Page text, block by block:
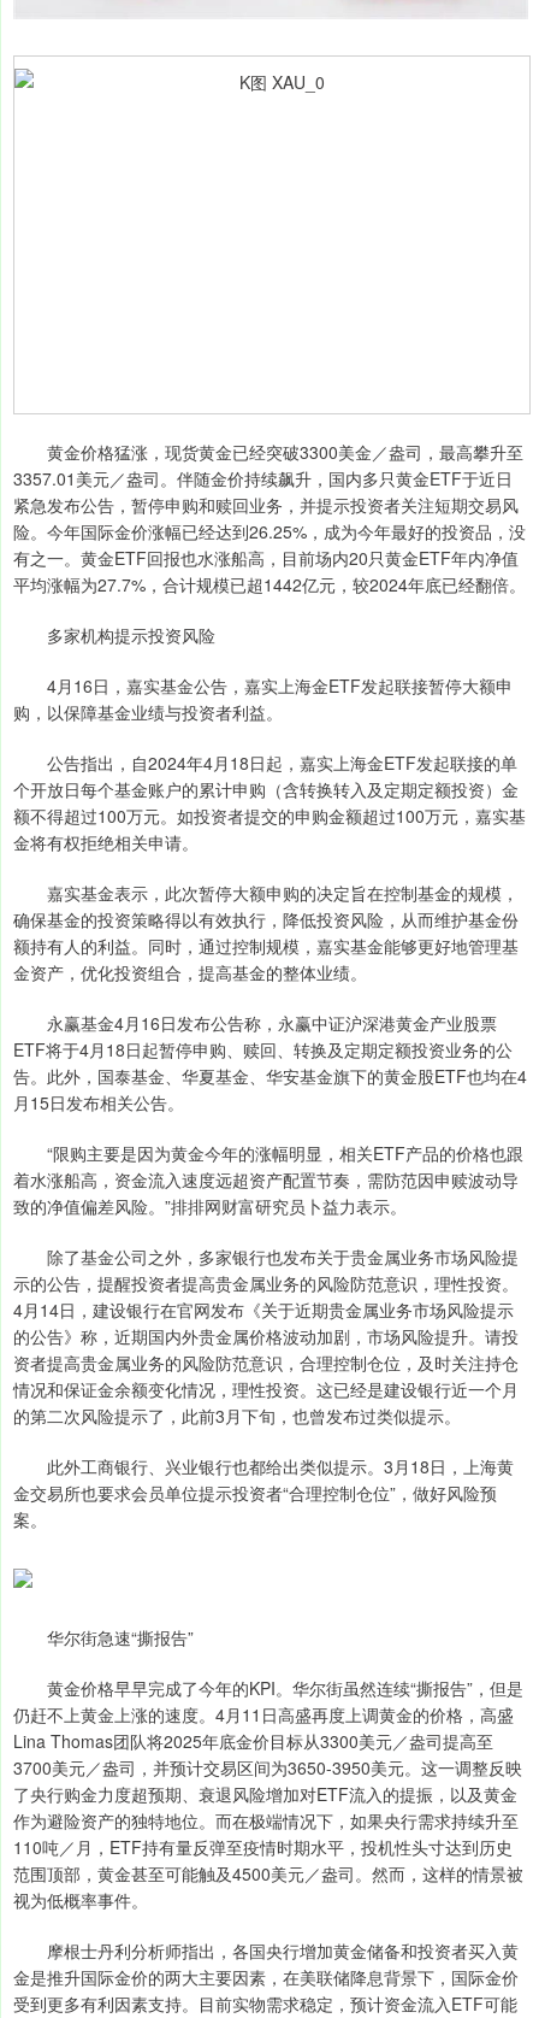
黄金价格猛涨，现货黄金已经突破3300美金／盎司，最高攀升至
3357.01美元／盎司。伴随金价持续飙升，国内多只黄金ETF于近日
紧急发布公告，暂停申购和赎回业务，并提示投资者关注短期交易风
险。今年国际金价涨幅已经达到26.25%，成为今年最好的投资品，没
有之一。黄金ETF回报也水涨船高，目前场内20只黄金ETF年内净值
平均涨幅为27.7%，合计规模已超1442亿元，较2024年底已经翻倍。
多家机构提示投资风险
4月16日，嘉实基金公告，嘉实上海金ETF发起联接暂停大额申
购，以保障基金业绩与投资者利益。
公告指出，自2024年4月18日起，嘉实上海金ETF发起联接的单
个开放日每个基金账户的累计申购（含转换转入及定期定额投资）金
额不得超过100万元。如投资者提交的申购金额超过100万元，嘉实基
金将有权拒绝相关申请。
嘉实基金表示，此次暂停大额申购的决定旨在控制基金的规模，
确保基金的投资策略得以有效执行，降低投资风险，从而维护基金份
额持有人的利益。同时，通过控制规模，嘉实基金能够更好地管理基
金资产，优化投资组合，提高基金的整体业绩。
永赢基金4月16日发布公告称，永赢中证沪深港黄金产业股票
ETF将于4月18日起暂停申购、赎回、转换及定期定额投资业务的公
告。此外，国泰基金、华夏基金、华安基金旗下的黄金股ETF也均在4
月15日发布相关公告。
“限购主要是因为黄金今年的涨幅明显，相关ETF产品的价格也跟
着水涨船高，资金流入速度远超资产配置节奏，需防范因申赎波动导
致的净值偏差风险。”排排网财富研究员卜益力表示。
除了基金公司之外，多家银行也发布关于贵金属业务市场风险提
示的公告，提醒投资者提高贵金属业务的风险防范意识，理性投资。
4月14日，建设银行在官网发布《关于近期贵金属业务市场风险提示
的公告》称，近期国内外贵金属价格波动加剧，市场风险提升。请投
资者提高贵金属业务的风险防范意识，合理控制仓位，及时关注持仓
情况和保证金余额变化情况，理性投资。这已经是建设银行近一个月
的第二次风险提示了，此前3月下旬，也曾发布过类似提示。
此外工商银行、兴业银行也都给出类似提示。3月18日，上海黄
金交易所也要求会员单位提示投资者“合理控制仓位”，做好风险预
案。
华尔街急速“撕报告”
黄金价格早早完成了今年的KPI。华尔街虽然连续“撕报告”，但是
仍赶不上黄金上涨的速度。4月11日高盛再度上调黄金的价格，高盛
Lina Thomas团队将2025年底金价目标从3300美元／盎司提高至
3700美元／盎司，并预计交易区间为3650-3950美元。这一调整反映
了央行购金力度超预期、衰退风险增加对ETF流入的提振，以及黄金
作为避险资产的独特地位。而在极端情况下，如果央行需求持续升至
110吨／月，ETF持有量反弹至疫情时期水平，投机性头寸达到历史
范围顶部，黄金甚至可能触及4500美元／盎司。然而，这样的情景被
视为低概率事件。
摩根士丹利分析师指出，各国央行增加黄金储备和投资者买入黄
金是推升国际金价的两大主要因素，在美联储降息背景下，国际金价
受到更多有利因素支持。目前实物需求稳定，预计资金流入ETF可能